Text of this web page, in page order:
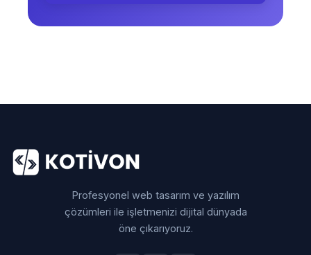
Profesyonel web tasarım ve yazılım
çözümleri ile işletmenizi dijital dünyada
öne çıkarıyoruz.